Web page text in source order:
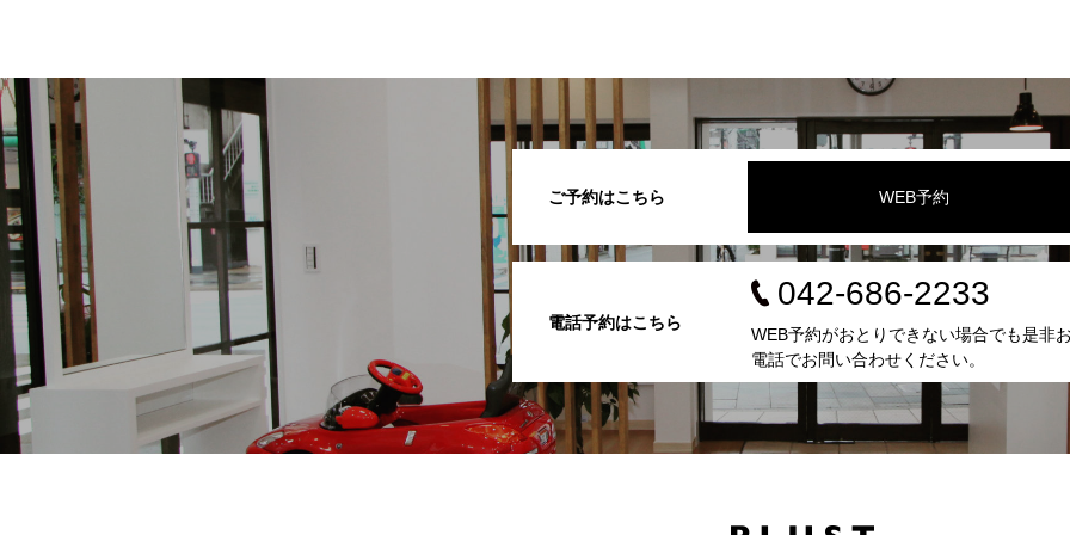
ご予約はこちら WEB予約
電話予約はこちら
042-686-2233
WEB予約がおとりできない場合でも是非
電話でお問い合わせください。